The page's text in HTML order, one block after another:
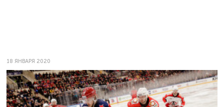
18 ЯНВАРЯ 2020